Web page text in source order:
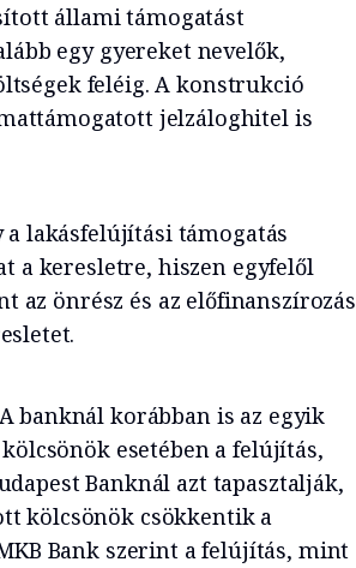
állami támogatást
egy gyereket nevelők,
feléig. A konstrukció
jelzáloghitel is
lakásfelújítási támogatás
a keresletre, hiszen egyfelől
az önrész és az előfinanszírozás
banknál korábban is az egyik
esetében a felújítás,
Banknál azt tapasztalják,
kölcsönök csökkentik a
Bank szerint a felújítás, mint